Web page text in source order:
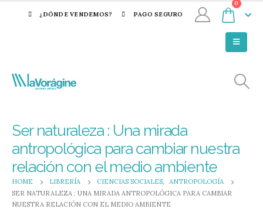
¿DÓNDE VENDEMOS? PAGO SEGURO
0
Ser naturaleza : Una mirada
antropológica para cambiar nuestra
relación con el medio ambiente
HOME LIBRERÍA CIENCIAS SOCIALES,
ANTROPOLOGÍA
SER NATURALEZA : UNA MIRADA ANTROPOLÓGICA PARA CAMBIAR
NUESTRA RELACIÓN CON EL MEDIO AMBIENTE